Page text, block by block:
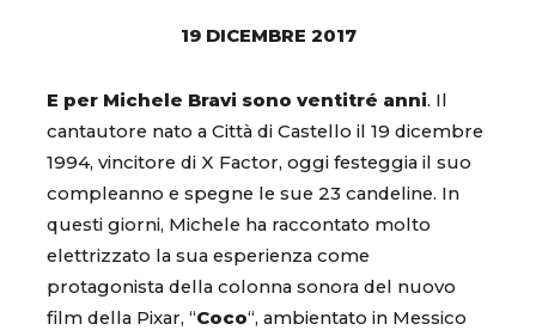
19 DICEMBRE 2017
E per Michele Bravi sono ventitré anni. Il
cantautore nato a Città di Castello il 19 dicembre
1994, vincitore di X Factor, oggi festeggia il suo
compleanno e spegne le sue 23 candeline. In
questi giorni, Michele ha raccontato molto
elettrizzato la sua esperienza come
protagonista della colonna sonora del nuovo
film della Pixar, “Coco“, ambientato in Messico